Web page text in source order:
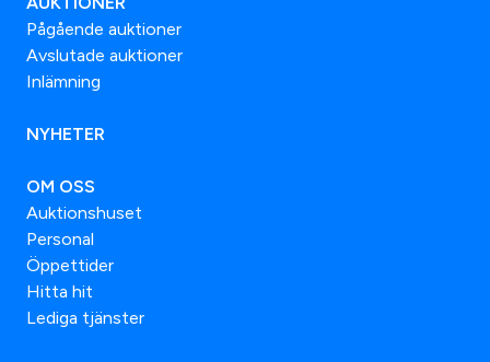
Pågående auktioner
Avslutade auktioner
Inlämning
NYHETER
OM OSS
Auktionshuset
Personal
Öppettider
Hitta hit
Lediga tjänster